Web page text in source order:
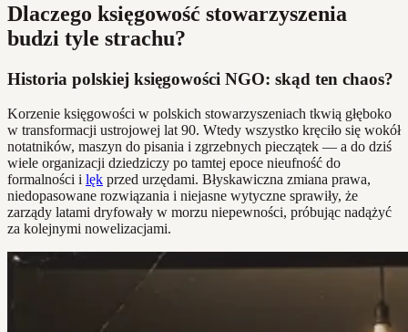
Dlaczego księgowość stowarzyszenia
budzi tyle strachu?
Historia polskiej księgowości NGO: skąd ten chaos?
Korzenie księgowości w polskich stowarzyszeniach tkwią głęboko
w transformacji ustrojowej lat 90. Wtedy wszystko kręciło się wokół
notatników, maszyn do pisania i zgrzebnych pieczątek — a do dziś
wiele organizacji dziedziczy po tamtej epoce nieufność do
formalności i lęk przed urzędami. Błyskawiczna zmiana prawa,
niedopasowane rozwiązania i niejasne wytyczne sprawiły, że
zarządy latami dryfowały w morzu niepewności, próbując nadążyć
za kolejnymi nowelizacjami.